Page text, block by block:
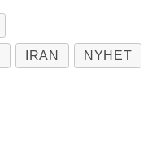
IRAN NYHET